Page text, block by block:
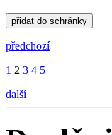
předchozí
1 2 3 4 5
další